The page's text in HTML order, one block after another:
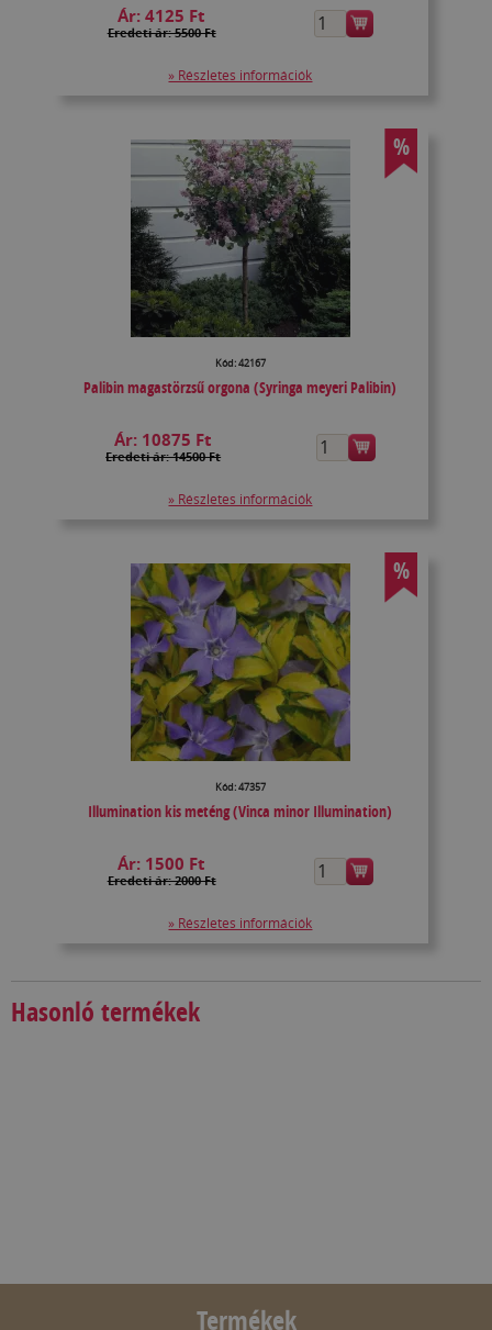
Ár:4125 Ft
Eredeti ár: 5500 Ft
» Részletes információk
%
Kód: 42167
Palibin magastörzsű orgona (Syringa meyeri Palibin)
Ár: 10875 Ft
Eredeti ár: 14500 Ft
» Részletes információk
%
Kód: 47357
Illumination kis meténg (Vinca minor Illumination)
Ár: 1500 Ft
Eredeti ár: 2000 Ft
» Részletes információk
Hasonló termékek
Termékek